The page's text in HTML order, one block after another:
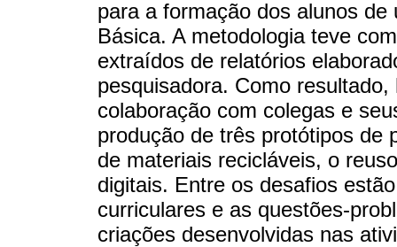
para a formação dos alunos
Básica. A metodologia teve
extraídos de relatórios
pesquisadora. Como
colaboração com colegas e
produção de três protótipos de
de materiais recicláveis, o
digitais. Entre os desafios
curriculares e as questões-
criações desenvolvidas nas